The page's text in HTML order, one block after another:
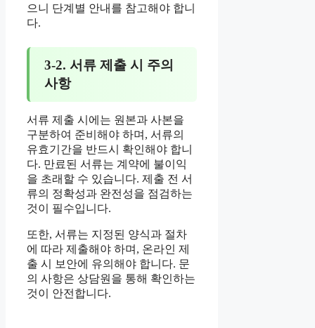
으니 단계별 안내를 참고해야 합니
다.
3-2. 서류 제출 시 주의
사항
서류 제출 시에는 원본과 사본을
구분하여 준비해야 하며, 서류의
유효기간을 반드시 확인해야 합니
다. 만료된 서류는 계약에 불이익
을 초래할 수 있습니다. 제출 전 서
류의 정확성과 완전성을 점검하는
것이 필수입니다.
또한, 서류는 지정된 양식과 절차
에 따라 제출해야 하며, 온라인 제
출 시 보안에 유의해야 합니다. 문
의 사항은 상담원을 통해 확인하는
것이 안전합니다.